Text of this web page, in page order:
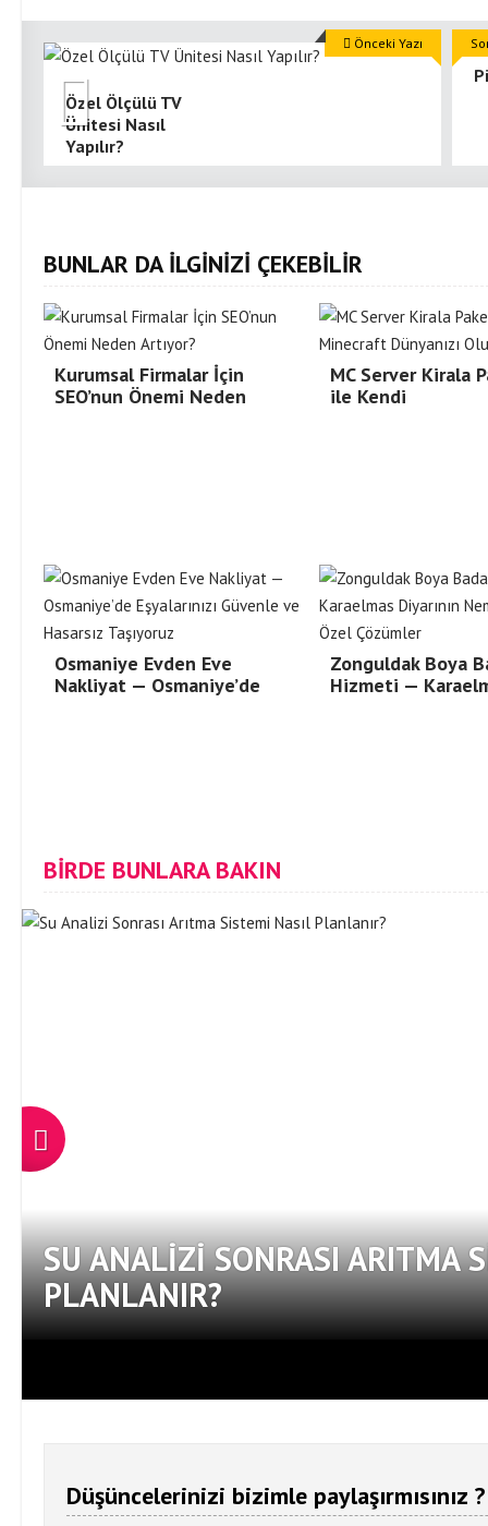
Özel Ölçülü TV
Ünitesi Nasıl
Yapılır?
Önceki Yazı
BUNLAR DA İLGİNİZİ ÇEKEBİLİR
Kurumsal Firmalar İçin
SEO’nun Önemi Neden
MC Server Kirala
ile Kendi
Osmaniye Evden Eve
Nakliyat — Osmaniye’de
Zonguldak Boya
Hizmeti —
BİRDE BUNLARA BAKIN
SU ANALIZI SONRASI ARITMA
PLANLANIR?
Düşüncelerinizi bizimle paylaşırmısınız ?